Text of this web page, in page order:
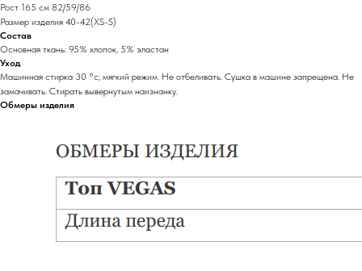
Рост 165 см 82/59/86
Размер изделия 40-42(XS-S)
Состав
Основная ткань: 95% хлопок, 5% эластан
Уход
Машинная стирка 30 °с; мягкий режим. Не отбеливать. Сушка в машине запрещена. Не
замачивать. Стирать вывернутым наизнанку.
Обмеры изделия